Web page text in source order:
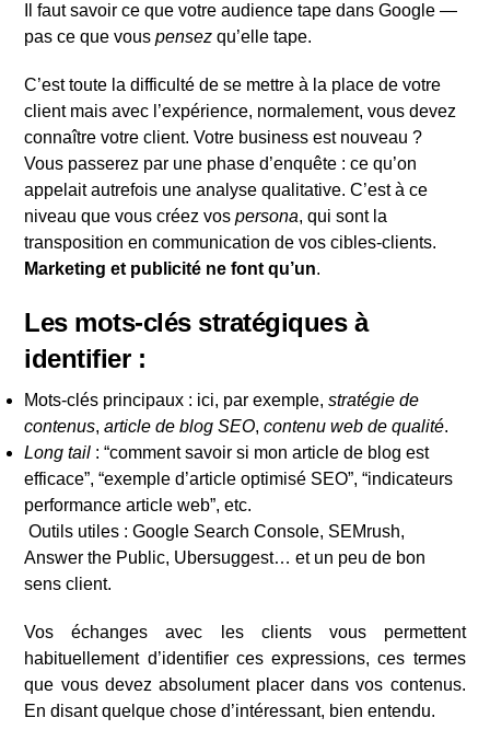
Il faut savoir ce que votre audience tape dans Google —
pas ce que vouspensez qu’elle tape.
C’est toute la difficulté de se mettre à la place de votre
client mais avec l’expérience, normalement, vous devez
connaître votre client. Votre business est nouveau ?
Vous passerez par une phase d’enquête : ce qu’on
appelait autrefois une analyse qualitative. C’est à ce
niveau que vous créez vospersona, qui sont la
transposition en communication de vos cibles-clients.
Marketing et publicité ne font qu’un.
Les mots-clés stratégiques à
identifier :
Mots-clés principaux : ici, par exemple,stratégie de
contenus,article de blog SEO,contenu web de qualité.
Long tail : “comment savoir si mon article de blog est
efficace”, “exemple d’article optimisé SEO”, “indicateurs
performance article web”, etc.
️ Outils utiles : Google Search Console, SEMrush,
Answer the Public, Ubersuggest… et un peu de bon
sens client.
Vos échanges avec les clients vous permettent
habituellement d’identifier ces expressions, ces termes
que vous devez absolument placer dans vos contenus.
En disant quelque chose d’intéressant, bien entendu.